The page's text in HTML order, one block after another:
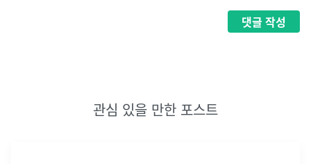
댓글 작성
관심 있을 만한 포스트